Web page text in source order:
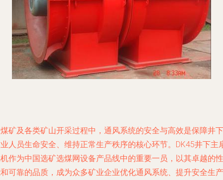
矿及各类矿山开采过程中，通风系统的安全与高效是保障井下
人员生命安全、维持正常生产秩序的核心环节。DK45井下主
作为中国选矿选煤网设备产品线中的重要一员，以其卓越的性
可靠的品质，成为众多矿业企业优化通风系统、提升安全生产